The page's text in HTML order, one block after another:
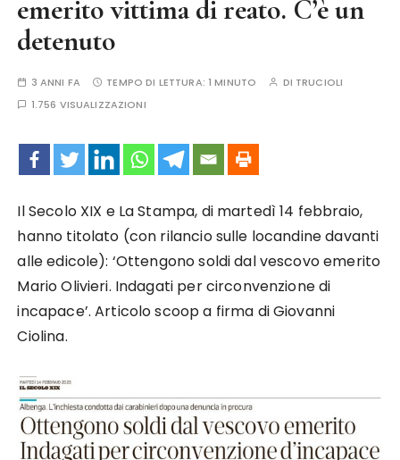
emerito vittima di reato. C’è un
detenuto
3 ANNI FA TEMPO DI LETTURA:1 MINUTO DI TRUCIOLI
1.756 VISUALIZZAZIONI
Il Secolo XIX e La Stampa, di martedì 14 febbraio,
hanno titolato (con rilancio sulle locandine davanti
alle edicole): ‘Ottengono soldi dal vescovo emerito
Mario Olivieri. Indagati per circonvenzione di
incapace’. Articolo scoop a firma di Giovanni
Ciolina.